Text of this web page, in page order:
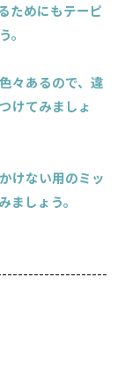
ためにもテーピ
。
々あるので、違
けてみましょ
けない用のミッ
ましょう。